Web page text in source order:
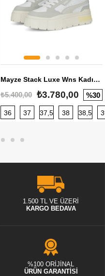
40 40,5 41 42 42,5
Mayze Stack Luxe Wns Kadın Sneaker
₺5.400,00 ₺3.780,00 %30
36 37 37,5 38 38,5
1.500 TL VE ÜZERİ
KARGO BEDAVA
%100 ORİJİNAL
ÜRÜN GARANTİSİ